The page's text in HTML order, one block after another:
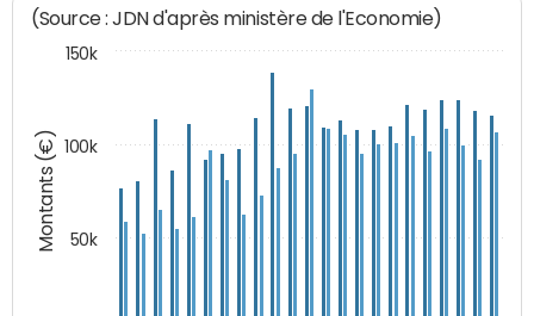
Montants (€)
(Source : JDN d'après ministère de l'Economie)
50k
100k
150k